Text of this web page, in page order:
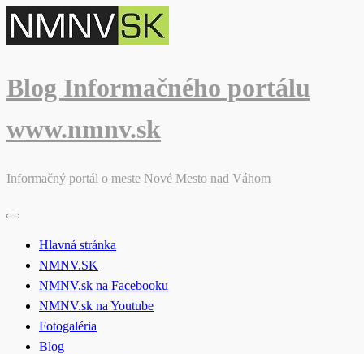
Skip
to
Blog Informačného portálu
www.nmnv.sk
Informačný portál o meste Nové Mesto nad Váhom
Hlavná stránka
NMNV.SK
NMNV.sk na Facebooku
NMNV.sk na Youtube
Fotogaléria
Blog